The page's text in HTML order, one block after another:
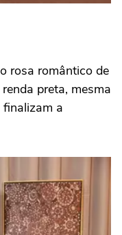
rosa romântico de
preta, mesma
a